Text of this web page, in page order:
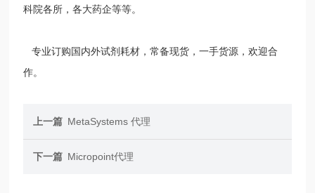
科院各所，各大药企等等。
专业订购国内外试剂耗材，常备现货，一手货源，欢迎合
作。
上一篇 MetaSystems 代理
下一篇 Micropoint代理